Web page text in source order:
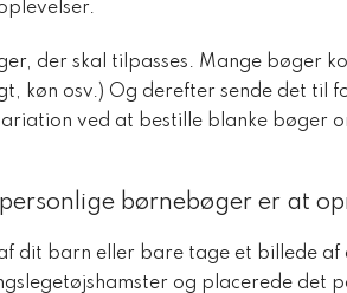
der skal tilpasses. Mange bøger
køn osv.) Og derefter sende det
ved at bestille blanke bøger
børnebøger er at
dit barn eller bare tage et billede
og placerede